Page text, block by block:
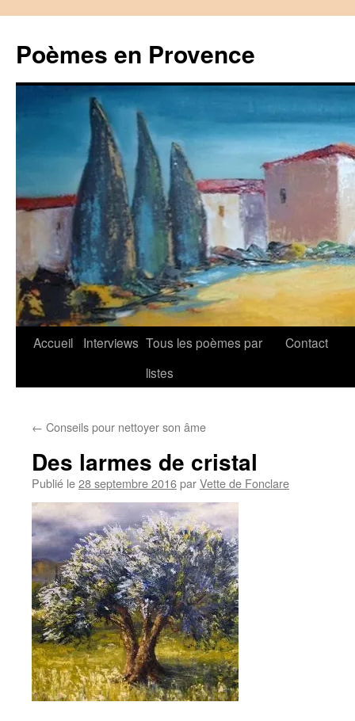
contenu
Poèmes en Provence
Accueil Interviews Tous les poèmes par
listes
Contact
← Conseils pour nettoyer son âme
Des larmes de cristal
Publié le28 septembre 2016parVette de Fonclare